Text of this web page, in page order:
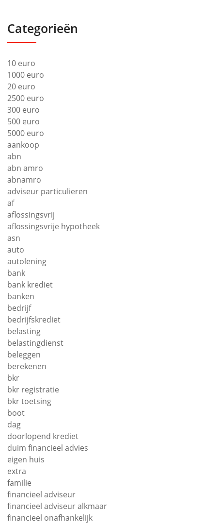
Categorieën
10 euro
1000 euro
20 euro
2500 euro
300 euro
500 euro
5000 euro
aankoop
abn
abn amro
abnamro
adviseur particulieren
af
aflossingsvrij
aflossingsvrije hypotheek
asn
auto
autolening
bank
bank krediet
banken
bedrijf
bedrijfskrediet
belasting
belastingdienst
beleggen
berekenen
bkr
bkr registratie
bkr toetsing
boot
dag
doorlopend krediet
duim financieel advies
eigen huis
extra
familie
financieel adviseur
financieel adviseur alkmaar
financieel onafhankelijk